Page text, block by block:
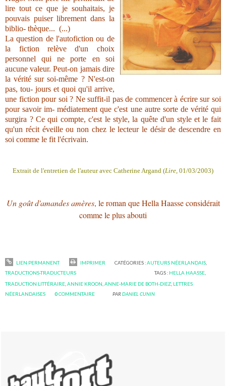
lire tout ce que je souhaitais, je
pouvais puiser librement dans la
biblio- thèque... (...)
La question de l'autofiction ou de
la fiction relève d'un choix
personnel qui ne porte en soi
aucune valeur. Peut-on jamais dire
la vérité sur soi-même ? N'est-on
pas, tou- jours et quoi qu'il arrive,
une fiction pour soi ? Ne suffit-il pas de commencer à écrire sur soi
pour savoir im- médiatement que c'est une autre sorte de vérité qui
surgira ? Ce qui compte, c'est le style, la quête d'un style et le fait
qu'un récit éveille ou non chez le lecteur le désir de descendre en
soi comme le fit l'écrivain.
Extrait de l'entretien de l'auteur avec Catherine Argand (Lire , 01/03/2003)
Un goût d'amandes amères, le roman que Hella Haasse considérait
comme le plus abouti
LIEN PERMANENT IMPRIMER CATÉGORIES :AUTEURS NÉERLANDAIS
TRADUCTIONS-TRADUCTEURS
TAGS : HELLA HAASSE,
TRADUCTION LITTÉRAIRE ,ANNIE KROON ,ANNE-MARIE DE BOTH-DIEZ LETTRES
NÉERLANDAISES
0COMMENTAIRE PARDANIEL CUNIN